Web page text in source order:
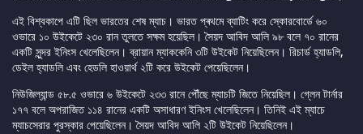
এই বিশ্বকাপে এটি ছিল ভারতের শেষ ম্যাচ। ভারত প্ৰথমে ব্যাটিং করে স্কোরবোর্ডে ৬০
ওভারে ১০ উইকেটে ২৩০ রান তুলতে সক্ষম হয়েছিল। সৈয়দ আবিদ আলি ৯৮ বলে ৭০ রানের
একটি সুন্দর ইনিংস খেলেছিলেন। ব্রায়ান ম্যাককেনি ৩টি উইকেট নিয়েছিলেন। রিচার্ড হ্যাডলি,
ডেইল হ্যাডলি এবং হেডলি হাওয়ার্থ ২টি করে উইকেট পেয়েছিলেন।
নিউজিল্যান্ড ৫৮.৫ ওভারে ৬ উইকেটে ২৩৩ রানে পৌঁছে ম্যাচটি জিতে নিয়েছিল। গ্লেন টার্নার
১৭৭ বলে অপরাজিত ১১৪ রানের একটি অসাধারণ ইনিংস খেলেছিলেন। তিনিই এই ম্যাচে
ম্যাচসেরার পুরস্কার পেয়েছিলেন। সৈয়দ আবিদ আলি ২টি উইকেট নিয়েছিলেন।